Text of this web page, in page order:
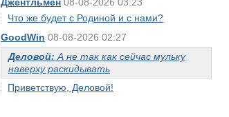
Что же будет с Родиной и с нами?
GoodWin 08-08-2026 02:27
Деловой: А не так как сейчас мульку
наверху раскидывать
Приветствую, Деловой!